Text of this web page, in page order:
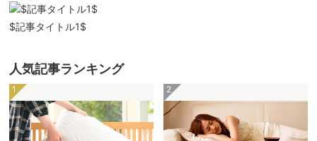
$記事タイトル1$
人気記事ランキング